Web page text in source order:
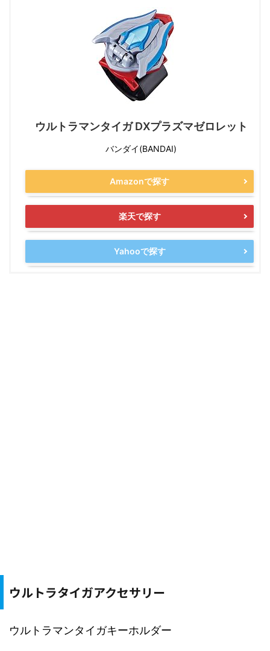
ウルトラマンタイガ DXプラズマゼロレット
バンダイ(BANDAI)
Amazonで探す
楽天で探す
Yahooで探す
ウルトラタイガアクセサリー
ウルトラマンタイガキーホルダー